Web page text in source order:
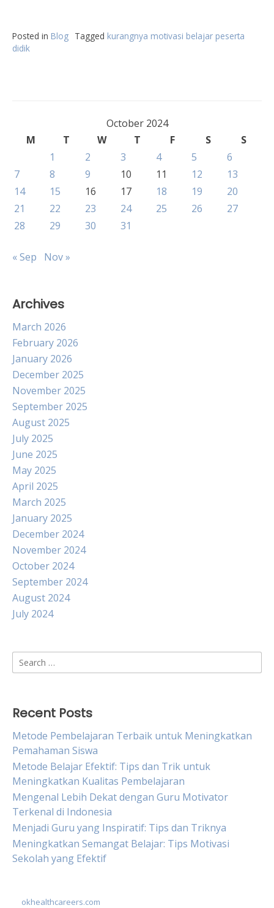
Posted in Blog Tagged kurangnya motivasi belajar peserta
didik
October 2024
M
T W T F S
S
1
2 3 4 5
6
7
8 9 10 11 12
13
14
15 16 17 18 19
20
21
22 23 24 25 26
27
28
29 30 31
« Sep Nov »
Archives
March 2026
February 2026
January 2026
December 2025
November 2025
September 2025
August 2025
July 2025
June 2025
May 2025
April 2025
March 2025
January 2025
December 2024
November 2024
October 2024
September 2024
August 2024
July 2024
Search
for:
Recent Posts
Metode Pembelajaran Terbaik untuk Meningkatkan
Pemahaman Siswa
Metode Belajar Efektif: Tips dan Trik untuk
Meningkatkan Kualitas Pembelajaran
Mengenal Lebih Dekat dengan Guru Motivator
Terkenal di Indonesia
Menjadi Guru yang Inspiratif: Tips dan Triknya
Meningkatkan Semangat Belajar: Tips Motivasi
Sekolah yang Efektif
okhealthcareers.com